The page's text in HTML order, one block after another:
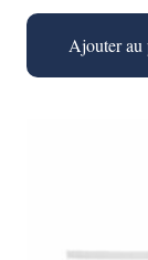
Ajouter au